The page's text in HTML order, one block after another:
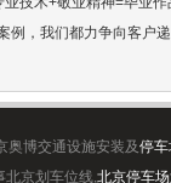
例，我们都力争向客户
奥博交通设施安装及停
北京划车位线,北京停车